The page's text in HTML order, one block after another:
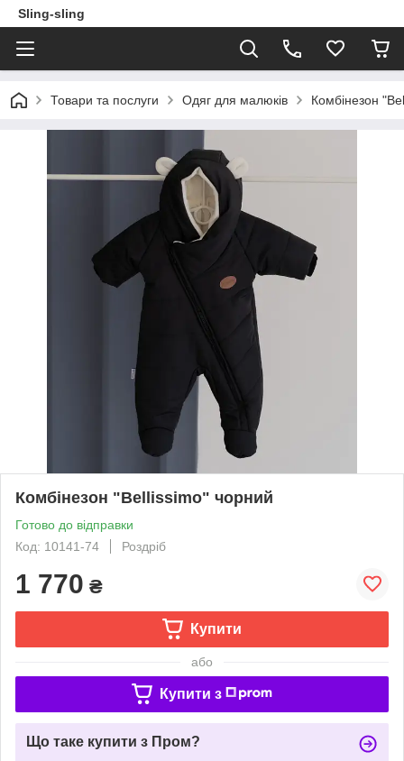
Sling-sling
Товари та послуги Одяг для малюків Комбінезон
Комбінезон "Bellissimo" чорний
Готово до відправки
Код: 10141-74
Роздріб
1 770 ₴
Купити
або
Купити з
Що таке купити з Пром?